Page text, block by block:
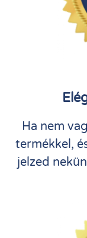
Ha nem
termékkel,
jelzed